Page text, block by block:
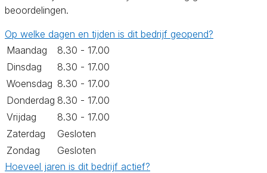
beoordelingen.
Op welke dagen en tijden is dit bedrijf geopend?
Maandag
8.30 - 17.00
Dinsdag
8.30 - 17.00
Woensdag 8.30 - 17.00
Donderdag 8.30 - 17.00
Vrijdag
8.30 - 17.00
Zaterdag
Gesloten
Zondag
Gesloten
Hoeveel jaren is dit bedrijf actief?